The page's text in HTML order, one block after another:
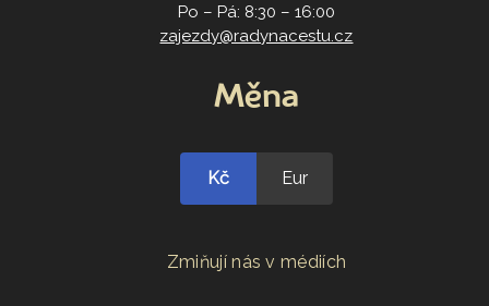
Po – Pá: 8:30 – 16:00
zajezdy@radynacestu.cz
Měna
Kč Eur
Zmiňují nás v médiích